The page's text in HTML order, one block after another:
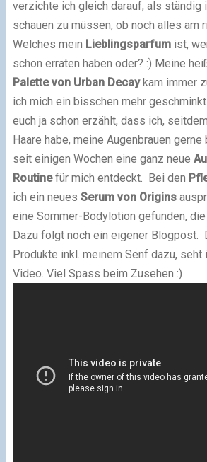
verzichte ich gleich darauf, als ständig
schauen zu müssen, ob noch alles am
Welches mein Lieblingsparfumist,
schon erraten haben oder? :) Meine
Palette von Urban Decay kam immer
ich mich ein bisschen mehr
euch ja schon erzählt, dass ich,
Haare habe, meine Augenbrauen
seit einigen Wochen eine ganz neue
Routinefür mich entdeckt. Bei den
ich ein neues Serum von Origins
eine Sommer-Bodylotion gefunden,
Dazu folgt noch ein eigener Blogpost.
Produkte inkl. meinem Senf dazu, seht
Video. Viel Spass beim Zusehen :)